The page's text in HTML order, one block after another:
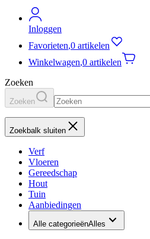
Inloggen
Favorieten,0 artikelen
Winkelwagen,0 artikelen
Zoeken
Zoeken
Zoekbalk sluiten
Verf
Vloeren
Gereedschap
Hout
Tuin
Aanbiedingen
Alle categorieënAlles